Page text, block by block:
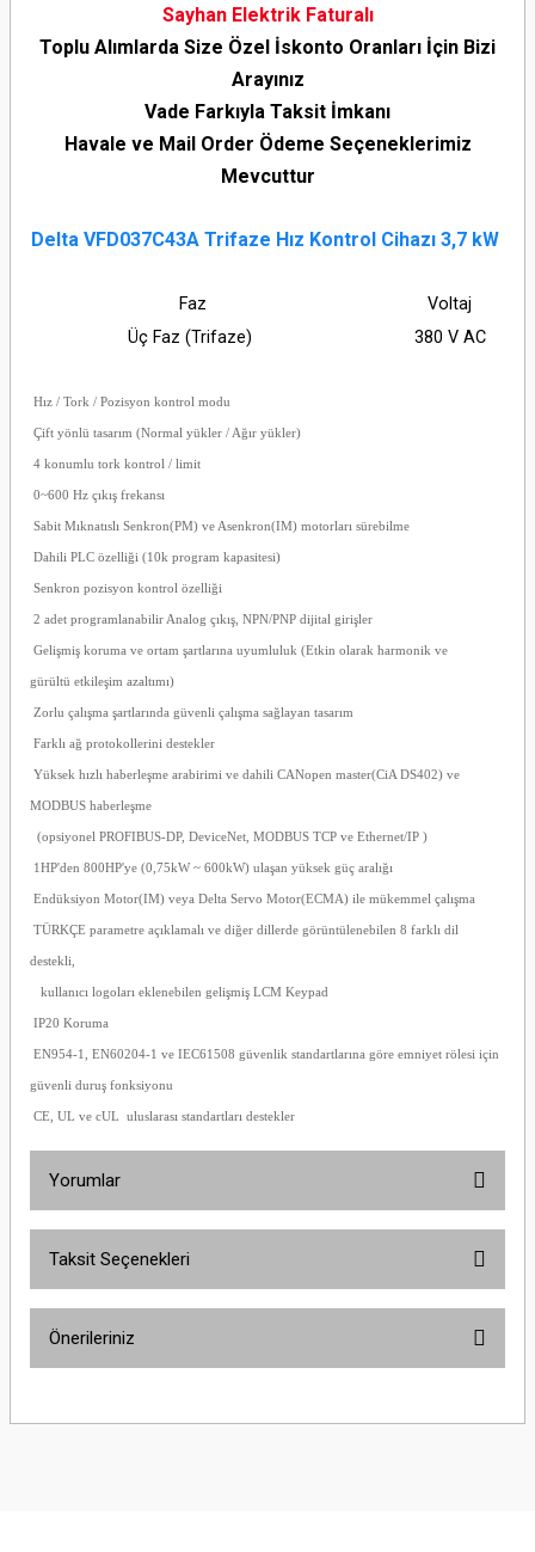
Sayhan Elektrik Faturalı
Toplu Alımlarda Size Özel İskonto Oranları İçin Bizi
Arayınız
Vade Farkıyla Taksit İmkanı
Havale ve Mail Order Ödeme Seçeneklerimiz
Mevcuttur
Delta VFD037C43A Trifaze Hız Kontrol Cihazı 3,7 kW
Faz
Voltaj
Üç Faz (Trifaze)
380 V AC
Hız / Tork / Pozisyon kontrol modu
Çift yönlü tasarım (Normal yükler / Ağır yükler)
4 konumlu tork kontrol / limit
0~600 Hz çıkış frekansı
Sabit Mıknatıslı Senkron(PM) ve Asenkron(IM) motorları sürebilme
Dahili PLC özelliği (10k program kapasitesi)
Senkron pozisyon kontrol özelliği
2 adet programlanabilir Analog çıkış, NPN/PNP dijital girişler
Gelişmiş koruma ve ortam şartlarına uyumluluk (Etkin olarak harmonik ve
gürültü etkileşim azaltımı)
Zorlu çalışma şartlarında güvenli çalışma sağlayan tasarım
Farklı ağ protokollerini destekler
Yüksek hızlı haberleşme arabirimi ve dahili CANopen master(CiA DS402) ve
MODBUS haberleşme
(opsiyonel PROFIBUS-DP, DeviceNet, MODBUS TCP ve Ethernet/IP )
1HP'den 800HP'ye (0,75kW ~ 600kW) ulaşan yüksek güç aralığı
Endüksiyon Motor(IM) veya Delta Servo Motor(ECMA) ile mükemmel çalışma
TÜRKÇE parametre açıklamalı ve diğer dillerde görüntülenebilen 8 farklı dil
destekli,
kullanıcı logoları eklenebilen gelişmiş LCM Keypad
IP20 Koruma
EN954-1, EN60204-1 ve IEC61508 güvenlik standartlarına göre emniyet rölesi için
güvenli duruş fonksiyonu
CE, UL ve cUL uluslarası standartları destekler
Yorumlar
Taksit Seçenekleri
Önerileriniz
yetersiz gördüğünüz noktaları öneri formunu kullanarak tarafımıza